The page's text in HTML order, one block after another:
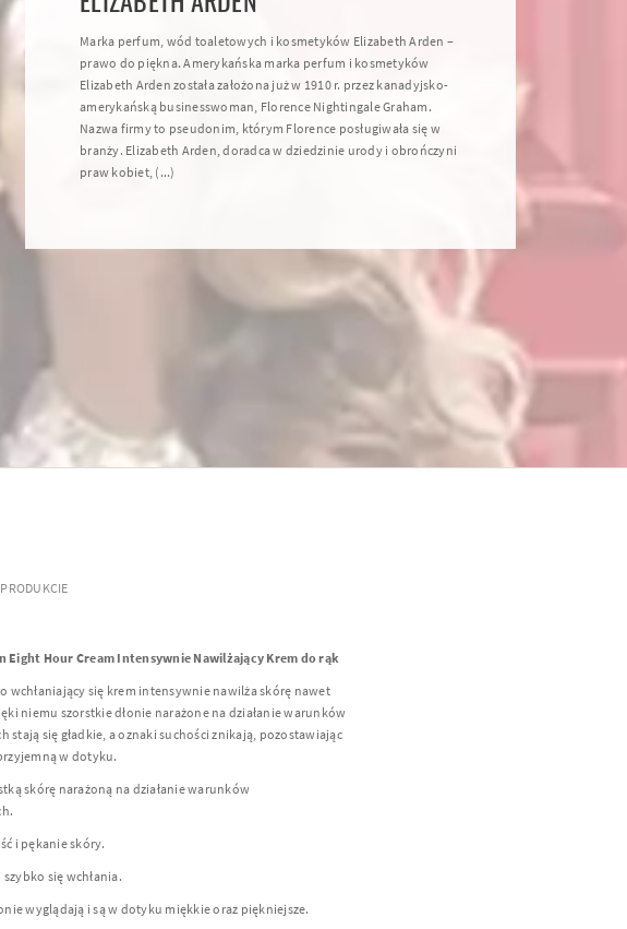
Marka perfum, wód toaletowych i kosmetyków Elizabeth Arden –
prawo do piękna. Amerykańska marka perfum i kosmetyków
Elizabeth Arden została założona już w 1910 r. przez kanadyjsko-
amerykańską businesswoman, Florence Nightingale Graham.
Nazwa firmy to pseudonim, którym Florence posługiwała się w
branży. Elizabeth Arden, doradca w dziedzinie urody i obrończyni
praw kobiet, (...)
Eight Hour Cream Intensywnie Nawilżający Krem do rąk
wchłaniający się krem intensywnie nawilża skórę nawet
niemu szorstkie dłonie narażone na działanie warunków
stają się gładkie, a oznaki suchości znikają, pozostawiając
w dotyku.
skórę narażoną na działanie warunków
i pękanie skóry.
szybko się wchłania.
wyglądają i są w dotyku miękkie oraz piękniejsze.